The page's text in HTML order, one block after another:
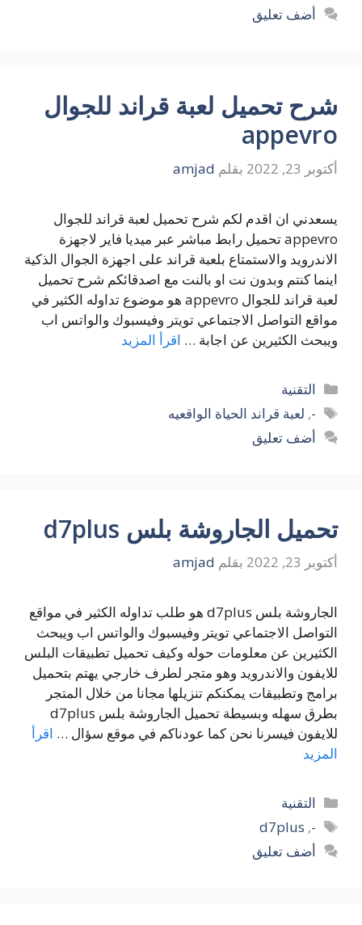
أضف تعليق
شرح تحميل لعبة قراند للجوال
appevro
أكتوبر 23, 2022 بقلم amjad
يسعدني ان اقدم لكم شرح تحميل لعبة قراند للجوال
appevro تحميل رابط مباشر عبر ميديا فاير لاجهزة
الاندرويد والاستمتاع بلعبة قراند على اجهزة الجوال الذكية
اينما كنتم وبدون نت او بالنت مع اصدقائكم شرح تحميل
لعبة قراند للجوال appevro هو موضوع تداوله الكثير في
مواقع التواصل الاجتماعي تويتر وفيسبوك والواتس اب
ويبحث الكثيرين عن اجابة … اقرأ المزيد
التصنيفات
التقنية
الوسوم-
, لعبة قراند الحياة الواقعيه
أضف تعليق
تحميل الجاروشة بلس d7plus
أكتوبر 23, 2022 بقلم amjad
الجاروشة بلس d7plus هو طلب تداوله الكثير في مواقع
التواصل الاجتماعي تويتر وفيسبوك والواتس اب ويبحث
الكثيرين عن معلومات حوله وكيف تحميل تطبيقات البلس
للايفون والاندرويد وهو متجر لطرف خارجي يهتم بتحميل
برامج وتطبيقات يمكنكم تنزيلها مجانا من خلال المتجر
بطرق سهله وبسيطة تحميل الجاروشة بلس d7plus
للايفون فيسرنا نحن كما عودناكم في موقع سؤال … اقرأ
المزيد
التصنيفات
التقنية
الوسوم-
,
d7plus
أضف تعليق